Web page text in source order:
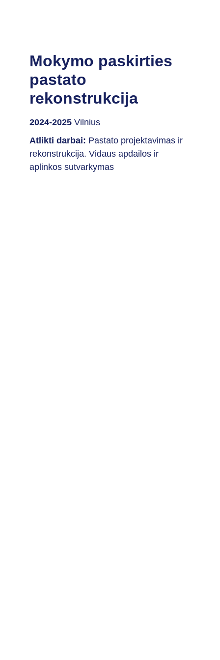
Mokymo paskirties
pastato
rekonstrukcija
2024-2025 Vilnius
Atlikti darbai: Pastato projektavimas ir
rekonstrukcija. Vidaus apdailos ir
aplinkos sutvarkymas